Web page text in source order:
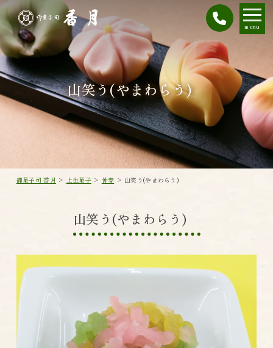
menu
山笑う(やまわらう)
御菓子司 香月 > 上生菓子 > 仲春 > 山笑う(やまわらう)
山笑う(やまわらう)